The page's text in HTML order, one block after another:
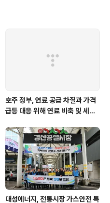
100%의 “2차
내부 소식통을
확대할 수 있다
가 증산량 확대
호주 정부, 연료 공급 차질과 가격
급등 대응 위해 연료 비축 및 세제
대성에너지, 전통시장 가스안전 특